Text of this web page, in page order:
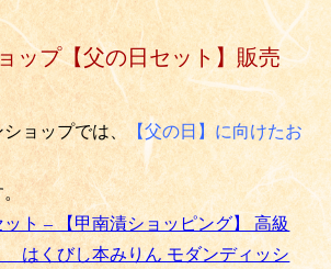
ップ【父の日セット】販売
ョップでは、【父の日】に向けたお
。
ト – 【甲南漬ショッピング】 高級
はくびし本みりん モダンディッシ